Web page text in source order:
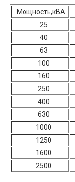
Мощность,кВА
25
40
63
100
160
250
400
630
1000
1250
1600
2500